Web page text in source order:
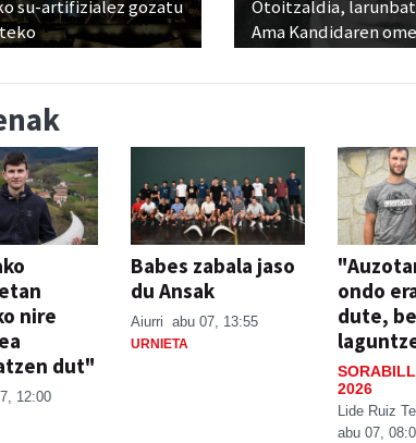
su-artifizialez gozatu
Otoitzaldia,
Ama Kandidaren
nire
dut"
12:00
Babes zabala jaso
du Ansak
Aiurri abu 07, 13:55
URNIETA
ondo
dute,
2026
Lide Ruiz
abu 07,